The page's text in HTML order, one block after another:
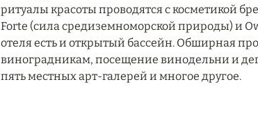
ритуалы красоты проводятся с косметикой
Forte (сила средиземноморской природы) и
отеля есть и открытый бассейн. Обширная
виноградникам, посещение винодельни и
пять местных арт-галерей и многое другое.